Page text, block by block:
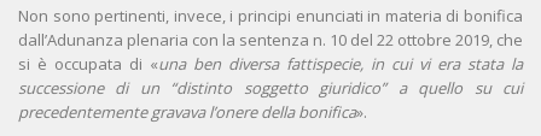
Non sono pertinenti, invece, i principi enunciati in materia di bonifica
dall’Adunanza plenaria con la sentenza n. 10 del 22 ottobre 2019, che
si è occupata di «una ben diversa fattispecie, in cui vi era stata la
successione di un “distinto soggetto giuridico” a quello su cui
precedentemente gravava l’onere della bonifica».